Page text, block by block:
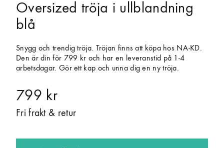
Oversized tröja i ullblandning
blå
Snygg och trendig tröja. Tröjan finns att köpa hos NA-KD.
Den är din för 799 kr och har en leveranstid på 1-4
arbetsdagar. Gör ett kap och unna dig en ny tröja.
799 kr
Fri frakt & retur